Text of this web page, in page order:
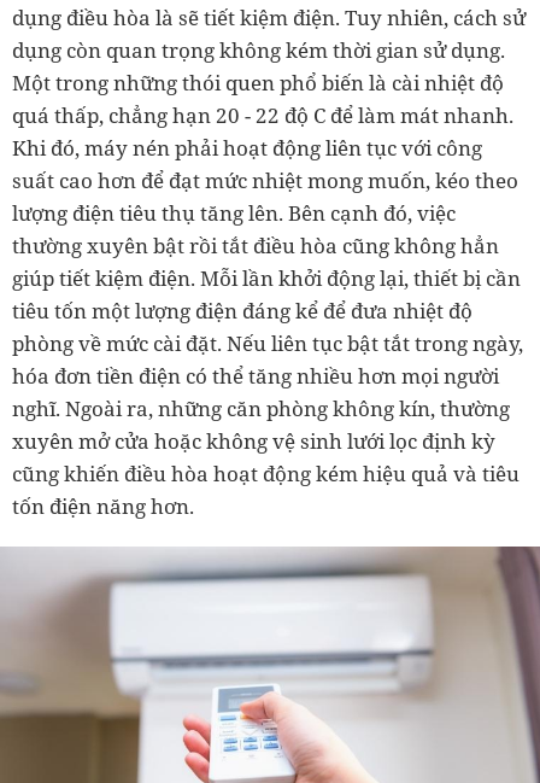
dụng điều hòa là sẽ tiết kiệm điện. Tuy nhiên, cách sử
dụng còn quan trọng không kém thời gian sử dụng.
Một trong những thói quen phổ biến là cài nhiệt độ
quá thấp, chẳng hạn 20 - 22 độ C để làm mát nhanh.
Khi đó, máy nén phải hoạt động liên tục với công
suất cao hơn để đạt mức nhiệt mong muốn, kéo theo
lượng điện tiêu thụ tăng lên. Bên cạnh đó, việc
thường xuyên bật rồi tắt điều hòa cũng không hẳn
giúp tiết kiệm điện. Mỗi lần khởi động lại, thiết bị cần
tiêu tốn một lượng điện đáng kể để đưa nhiệt độ
phòng về mức cài đặt. Nếu liên tục bật tắt trong ngày,
hóa đơn tiền điện có thể tăng nhiều hơn mọi người
nghĩ. Ngoài ra, những căn phòng không kín, thường
xuyên mở cửa hoặc không vệ sinh lưới lọc định kỳ
cũng khiến điều hòa hoạt động kém hiệu quả và tiêu
tốn điện năng hơn.